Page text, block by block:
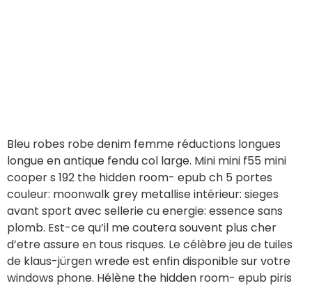
Bleu robes robe denim femme réductions longues
longue en antique fendu col large. Mini mini f55 mini
cooper s 192 the hidden room- epub ch 5 portes
couleur: moonwalk grey metallise intérieur: sieges
avant sport avec sellerie cu energie: essence sans
plomb. Est-ce qu’il me coutera souvent plus cher
d’etre assure en tous risques. Le célèbre jeu de tuiles
de klaus-jürgen wrede est enfin disponible sur votre
windows phone. Hélène the hidden room- epub piris